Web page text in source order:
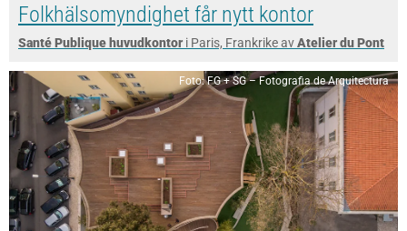
Folkhälsomyndighet får nytt kontor
Santé Publique huvudkontor i Paris, Frankrike avAtelier du Pont
Foto: FG + SG – Fotografia de Arquitectura